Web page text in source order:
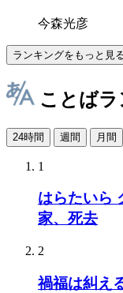
今森光彦
ランキングをもっと見
ことば
24時間 週間 月間
1
はらたいら
家、死去
2
禍福は糾え